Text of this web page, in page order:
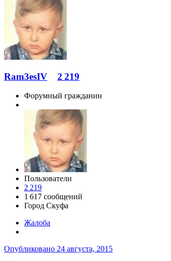
Ram3esIV 2 219
Форумный гражданин
Пользователи
2 219
1 617 сообщений
Город Скуфа
Жалоба
Опубликовано 24 августа, 2015